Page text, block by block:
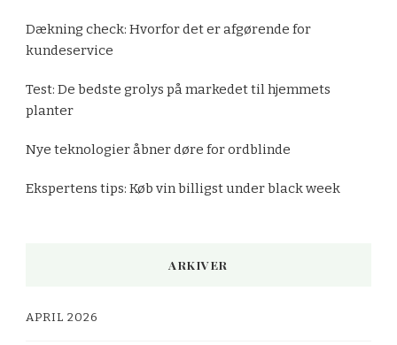
Dækning check: Hvorfor det er afgørende for
kundeservice
Test: De bedste grolys på markedet til hjemmets
planter
Nye teknologier åbner døre for ordblinde
Ekspertens tips: Køb vin billigst under black week
ARKIVER
APRIL 2026